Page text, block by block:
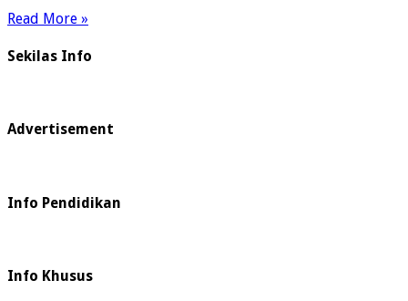
Read More »
Sekilas Info
Advertisement
Info Pendidikan
Info Khusus